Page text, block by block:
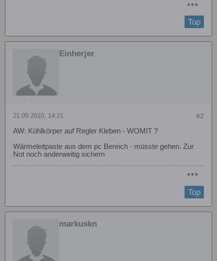
Top
Einherjer
#2
21.09.2010, 14:21
AW: Kühlkörper auf Regler Kleben - WOMIT ?
Wärmeleitpaste aus dem pc Bereich - müsste gehen. Zur
Not noch anderweitig sichern
Top
markuskn